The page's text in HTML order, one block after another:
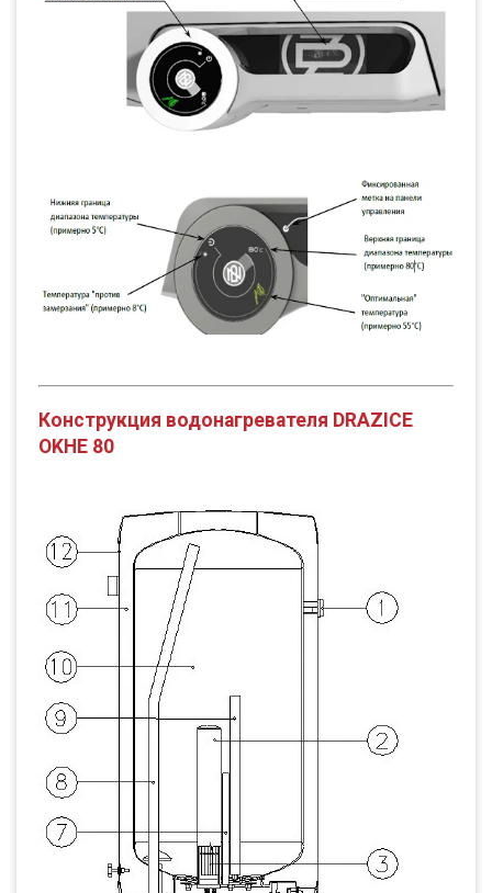
Конструкция водонагревателя DRAZICE
OKHE 80